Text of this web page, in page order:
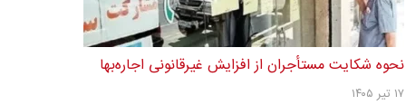
نحوه شکایت مستأجران از افزایش غیرقانونی اجاره‌بها
۱۷ تیر ۱۴۰۵